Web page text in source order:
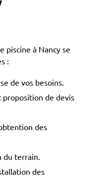
piscine à Nancy se
:
de vos besoins.
proposition de devis
des
du terrain.
des